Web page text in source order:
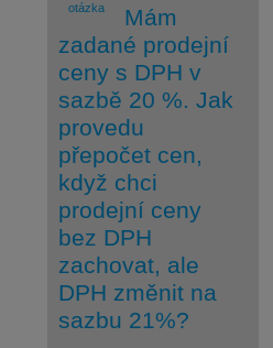
otázka
Mám
zadané prodejní
ceny s DPH v
sazbě 20 %. Jak
provedu
přepočet cen,
když chci
prodejní ceny
bez DPH
zachovat, ale
DPH změnit na
sazbu 21%?